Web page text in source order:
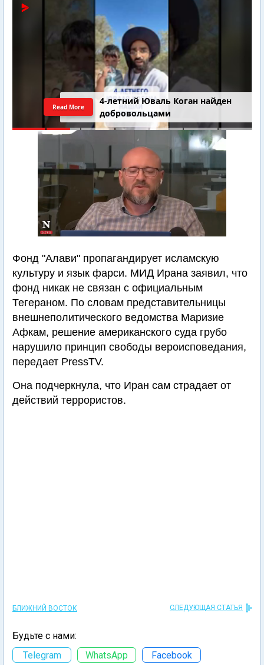
4-летний Юваль Коган найден
добровольцами
Read More
Фонд "Алави" пропагандирует исламскую
культуру и язык фарси. МИД Ирана заявил, что
фонд никак не связан с официальным
Тегераном. По словам представительницы
внешнеполитического ведомства Маризие
Афкам, решение американского суда грубо
нарушило принцип свободы вероисповедания,
передает PressTV.
Она подчеркнула, что Иран сам страдает от
действий террористов.
БЛИЖНИЙ ВОСТОК СЛЕДУЮЩАЯ СТАТЬЯ
Будьте с нами:
Telegram
WhatsApp Facebook